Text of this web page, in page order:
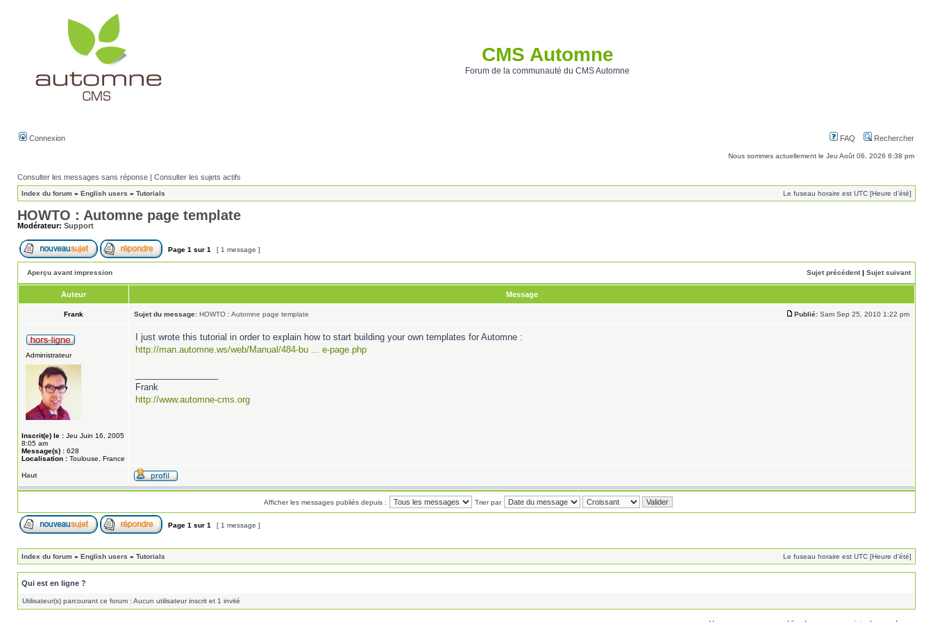
CMS Automne
Forum de la communauté du CMS Automne
Connexion FAQ Rechercher
Nous sommes actuellement le Jeu Août 06, 2026 6:38 pm
Consulter les messages sans réponse | Consulter les sujets actifs
Index du forum » English users » Tutorials Le fuseau horaire est UTC [Heure d’été]
HOWTO : Automne page template
Modérateur: Support
Page 1 sur 1 [ 1 message ]
Aperçu avant impression Sujet précédent| Sujet suivant
Auteur Message
Frank Sujet du message: HOWTO : Automne page template Publié: Sam Sep 25, 2010 1:22 pm
Administrateur
Inscrit(e) le : Jeu Juin 16, 2005
8:05 am
Message(s) : 628
Localisation : Toulouse, France
I just wrote this tutorial in order to explain how to start building your own templates for Automne :
http://man.automne.ws/web/Manual/484-bu ... e-page.php
Frank
http://www.automne-cms.org
Haut
Afficher les messages publiés depuis : Trier par
Page 1 sur 1 [ 1 message ]
Index du forum » English users » Tutorials Le fuseau horaire est UTC [Heure d’été]
Qui est en ligne ?
Utilisateur(s) parcourant ce forum : Aucun utilisateur inscrit et 1 invité